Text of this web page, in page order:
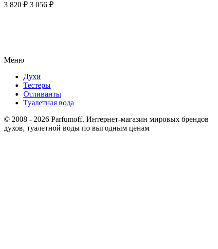
3 820 ₽ 3 056 ₽
Меню
Духи
Тестеры
Отливанты
Туалетная вода
© 2008 - 2026 Parfumoff. Интернет-магазин мировых брендов
духов, туалетной воды по выгодным ценам